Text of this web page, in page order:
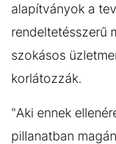
alapítványok a
rendeltetésszerű
szokásos
korlátozzák.
"Aki ennek
pillanatban